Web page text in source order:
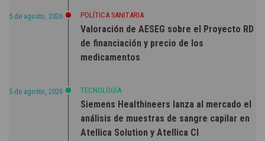
5 de agosto, 2026 POLÍTICA SANITARIA
Valoración de AESEG sobre el Proyecto RD
de financiación y precio de los
medicamentos
5 de agosto, 2026 TECNOLOGÍA
Siemens Healthineers lanza al mercado el
análisis de muestras de sangre capilar en
Atellica Solution y Atellica CI